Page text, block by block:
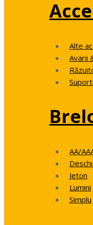
Alte
Avarii
AA/
Jeton
Lumini
Simplu